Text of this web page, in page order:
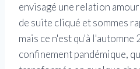
envisagé une relation
de suite cliqué et sommes
mais ce n'est qu'à l'automne
confinement pandémique,